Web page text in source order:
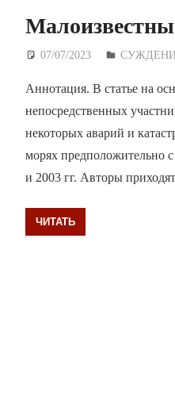
07/07/2023 Дежурный
Аннотация. В статье на
непосредственных
некоторых аварий и
морях
и 2003 гг. Авторы
ЧИТАТЬ